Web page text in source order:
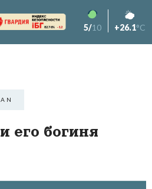
82.76% -1.2 5/10 +26.1°C
его богиня